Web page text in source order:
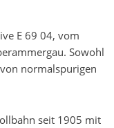
E 69 04, vom
Sowohl
normalspurigen
seit 1905 mit